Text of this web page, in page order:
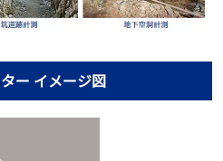
ー イメージ図